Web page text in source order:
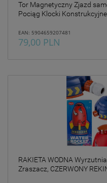
Tor Magnetyczny Zjazd
Pociąg Klocki Konstrukcyjne
EAN: 5904659207481
79,00 PLN
RAKIETA WODNA
Zraszacz, CZERWONY